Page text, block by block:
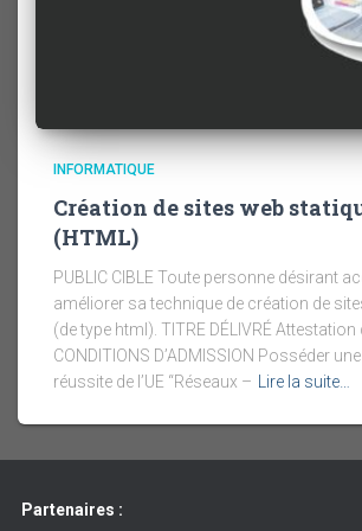
INFORMATIQUE
Création de sites web
(HTML)
PUBLIC CIBLE Toute personne désirant
améliorer sa technique de création de
(de type html). TITRE DÉLIVRÉ Attestation
CONDITIONS D’ADMISSION Posséder
réussite de l’UE “Réseaux – Lire la suite…
Partenaires :